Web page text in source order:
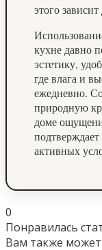
этого
кухне давно
эстетику,
где влага и
ежедневно.
природную
доме
активных
0
Понравилась
Вам также